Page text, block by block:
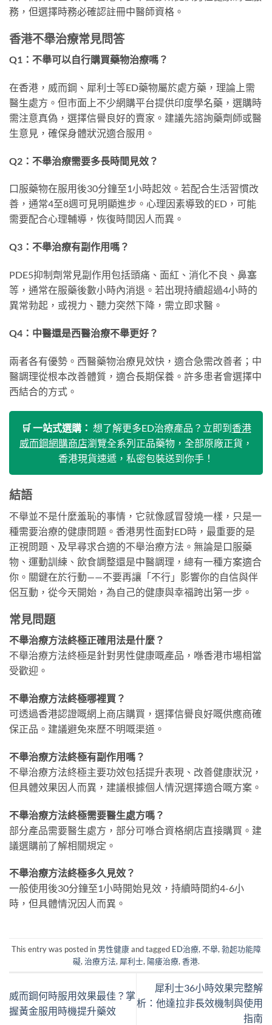
務，但選擇時務必確認註冊中醫師資格。
香港不舉治療常見問答
Q1：不舉可以自行購買藥物治療嗎？
在香港，威而鋼、犀利士等ED藥物屬於處方藥，理論上需
醫生處方。但市面上不少網購平台提供印度學名藥，選購時
需注意真偽，選擇信譽良好的賣家。建議先諮詢藥劑師或醫
生意見，確保身體狀況適合服用。
Q2：不舉治療需要多長時間見效？
口服藥物在服用後30分鐘至1小時起效。若配合生活習慣改
善，通常4至8週可見明顯進步。心理因素導致的ED，可能
需要配合心理輔導，恢復時間因人而異。
Q3：不舉治療有副作用嗎？
PDE5抑制劑常見副作用包括頭痛、面紅、消化不良、鼻塞
等，通常在服藥後數小時內消退。若出現持續超過4小時的
異常勃起，或視力、聽力突然下降，需立即求醫。
Q4：中醫還是西醫治療不舉更好？
兩者各有優勢。西醫藥物治療見效快，適合急需改善者；中
醫調理從根本改善體質，適合長期保養。許多患者會選擇中
西結合的方式。
🛒 一站式選購： 想了解更多ED治療產品？立即到 香港
威而鋼網購商店瀏覽全系列正品藥物，全部原廠正貨，
香港現貨速遞，私密包裝送到你手！
結語
不舉並不是什麼羞恥的事情，它就像感冒發燒一樣，只是一
種需要治療的健康問題。香港男性面對ED時，最重要的是
正視問題、及早尋求合適的不舉治療方法。無論是口服藥
物、運動訓練、飲食調整還是中醫調理，總有一種方案適合
你。關鍵在於行動——不要再讓「不行」影響你的自信與伴
侶互動，從今天開始，為自己的健康與幸福跨出第一步。
常見問題
不舉治療方法終極正確用法是什麼？
不舉治療方法終極是針對男性健康嘅產品，喺香港市場相當
受歡迎。
不舉治療方法終極哪裡買？
可透過香港認證嘅網上商店購買，選擇信譽良好嘅供應商確
保正品。建議避免來歷不明嘅渠道。
不舉治療方法終極有副作用嗎？
不舉治療方法終極主要功效包括提升表現、改善健康狀況，
但具體效果因人而異，建議根據個人情況選擇適合嘅方案。
不舉治療方法終極需要醫生處方嗎？
部分產品需要醫生處方，部分可喺合資格網店直接購買。建
議選購前了解相關規定。
不舉治療方法終極多久見效？
一般使用後30分鐘至1小時開始見效，持續時間約4-6小
時，但具體情況因人而異。
This entry was posted in 男性健康and tagged ED治療, 不舉, 勃起功能障
礙, 治療方法, 犀利士, 陽痿治療, 香港.
威而鋼何時服用效果最佳？掌
握黃金服用時機提升藥效
犀利士36小時效果完整解
析：他達拉非長效機制與使用
指南